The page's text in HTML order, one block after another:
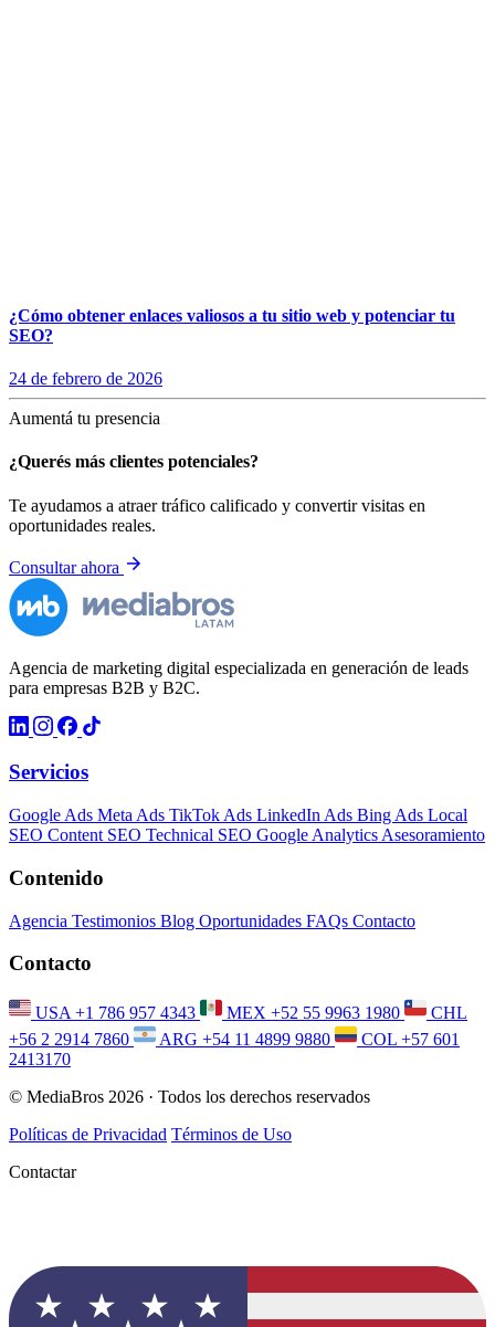
¿Cómo obtener enlaces valiosos a tu sitio web y potenciar tu
SEO?
24 de febrero de 2026
Aumentá tu presencia
¿Querés más clientes potenciales?
Te ayudamos a atraer tráfico calificado y convertir visitas en
oportunidades reales.
Consultar ahora
Agencia de marketing digital especializada en generación de leads
para empresas B2B y B2C.
Servicios
Google Ads Meta Ads TikTok Ads LinkedIn Ads Bing Ads Local
SEO Content SEO Technical SEO Google Analytics Asesoramiento
Contenido
Agencia Testimonios Blog Oportunidades FAQs Contacto
Contacto
USA +1 786 957 4343 MEX +52 55 9963 1980
CHL
+56 2 2914 7860
ARG +54 11 4899 9880 COL +57 601
2413170
© MediaBros 2026 · Todos los derechos reservados
Políticas de Privacidad Términos de Uso
Contactar